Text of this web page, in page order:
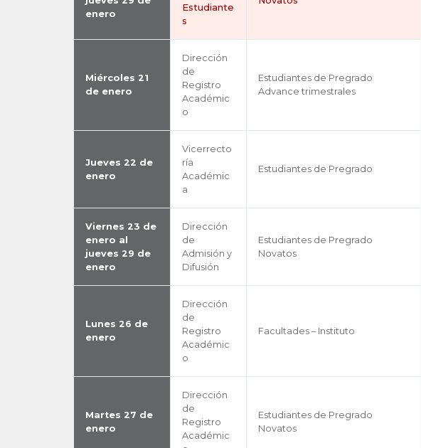
enero
Estudiante
s
Miércoles 21
de enero
Dirección
de
Registro
Académic
o
Estudiantes de Pregrado
Advance trimestrales
Jueves 22 de
enero
Vicerrecto
ría
Académic
a
Estudiantes de Pregrado
Viernes 23 de
enero al
jueves 29 de
enero
Dirección
de
Admisión y
Difusión
Estudiantes de Pregrado
Novatos
Lunes 26 de
enero
Dirección
de
Registro
Académic
o
Facultades – Instituto
Martes 27 de
enero
Dirección
de
Registro
Académic
Estudiantes de Pregrado
Novatos